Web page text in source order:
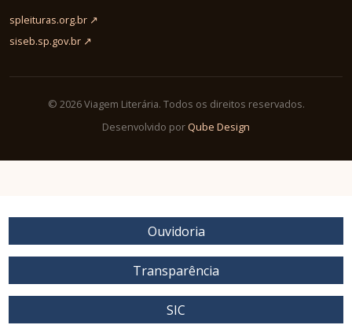
spleituras.org.br ↗
siseb.sp.gov.br ↗
© 2026 Viagem Literária. Todos os direitos reservados.
Desenvolvido por Qube Design
Ouvidoria
Transparência
SIC